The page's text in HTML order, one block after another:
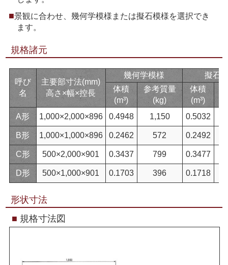
景観に合わせ、幾何学模様または擬石模様を選択でき
ます。
規格諸元
呼び
名
主要部寸法(mm)
高さ×幅×控長
幾何学模様
擬石
体積
(m³)
参考質量
(kg)
体積
(m³)
A形 1,000×2,000×896 0.4948 1,150 0.5032
B形 1,000×1,000×896 0.2462 572 0.2492
C形 500×2,000×901 0.3437 799 0.3477
D形 500×1,000×901 0.1703 396 0.1718
形状寸法
■ 規格寸法図